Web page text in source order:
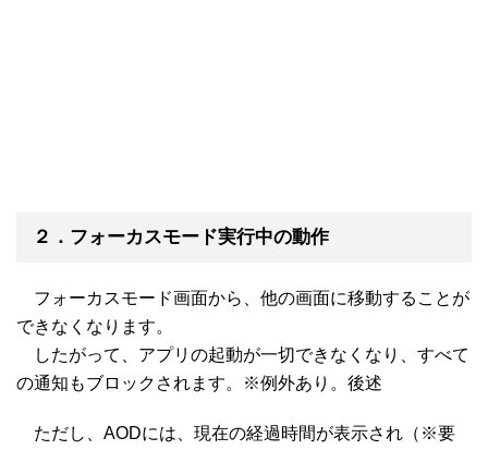
２．フォーカスモード実行中の動作
フォーカスモード画面から、他の画面に移動することが
できなくなります。
したがって、アプリの起動が一切できなくなり、すべて
の通知もブロックされます。※例外あり。後述
ただし、AODには、現在の経過時間が表示され（※要